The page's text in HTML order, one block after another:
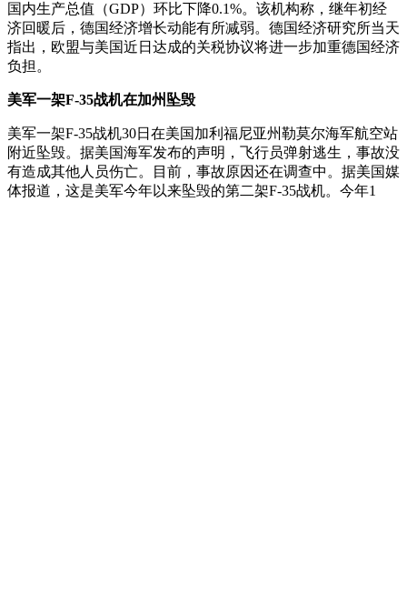
国内生产总值（GDP）环比下降0.1%。该机构称，继年初经
济回暖后，德国经济增长动能有所减弱。德国经济研究所当天
指出，欧盟与美国近日达成的关税协议将进一步加重德国经济
负担。
美军一架F-35战机在加州坠毁
美军一架F-35战机30日在美国加利福尼亚州勒莫尔海军航空站
附近坠毁。据美国海军发布的声明，飞行员弹射逃生，事故没
有造成其他人员伤亡。目前，事故原因还在调查中。据美国媒
体报道，这是美军今年以来坠毁的第二架F-35战机。今年1